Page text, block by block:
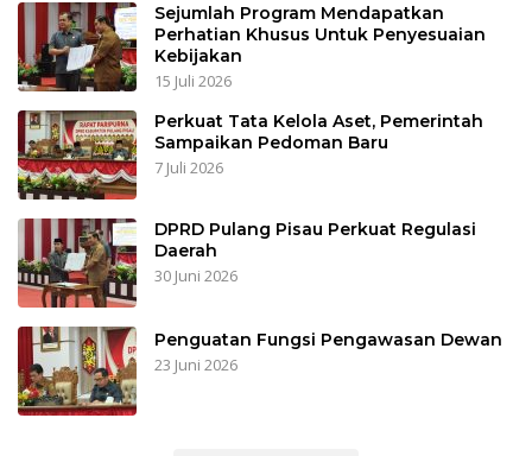
Sejumlah Program Mendapatkan
Perhatian Khusus Untuk Penyesuaian
Kebijakan
15 Juli 2026
Perkuat Tata Kelola Aset, Pemerintah
Sampaikan Pedoman Baru
7 Juli 2026
DPRD Pulang Pisau Perkuat Regulasi
Daerah
30 Juni 2026
Penguatan Fungsi Pengawasan Dewan
23 Juni 2026